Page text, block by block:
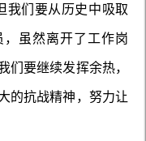
我们要从历史中吸取
，虽然离开了工作岗
们要继续发挥余热，
的抗战精神，努力让